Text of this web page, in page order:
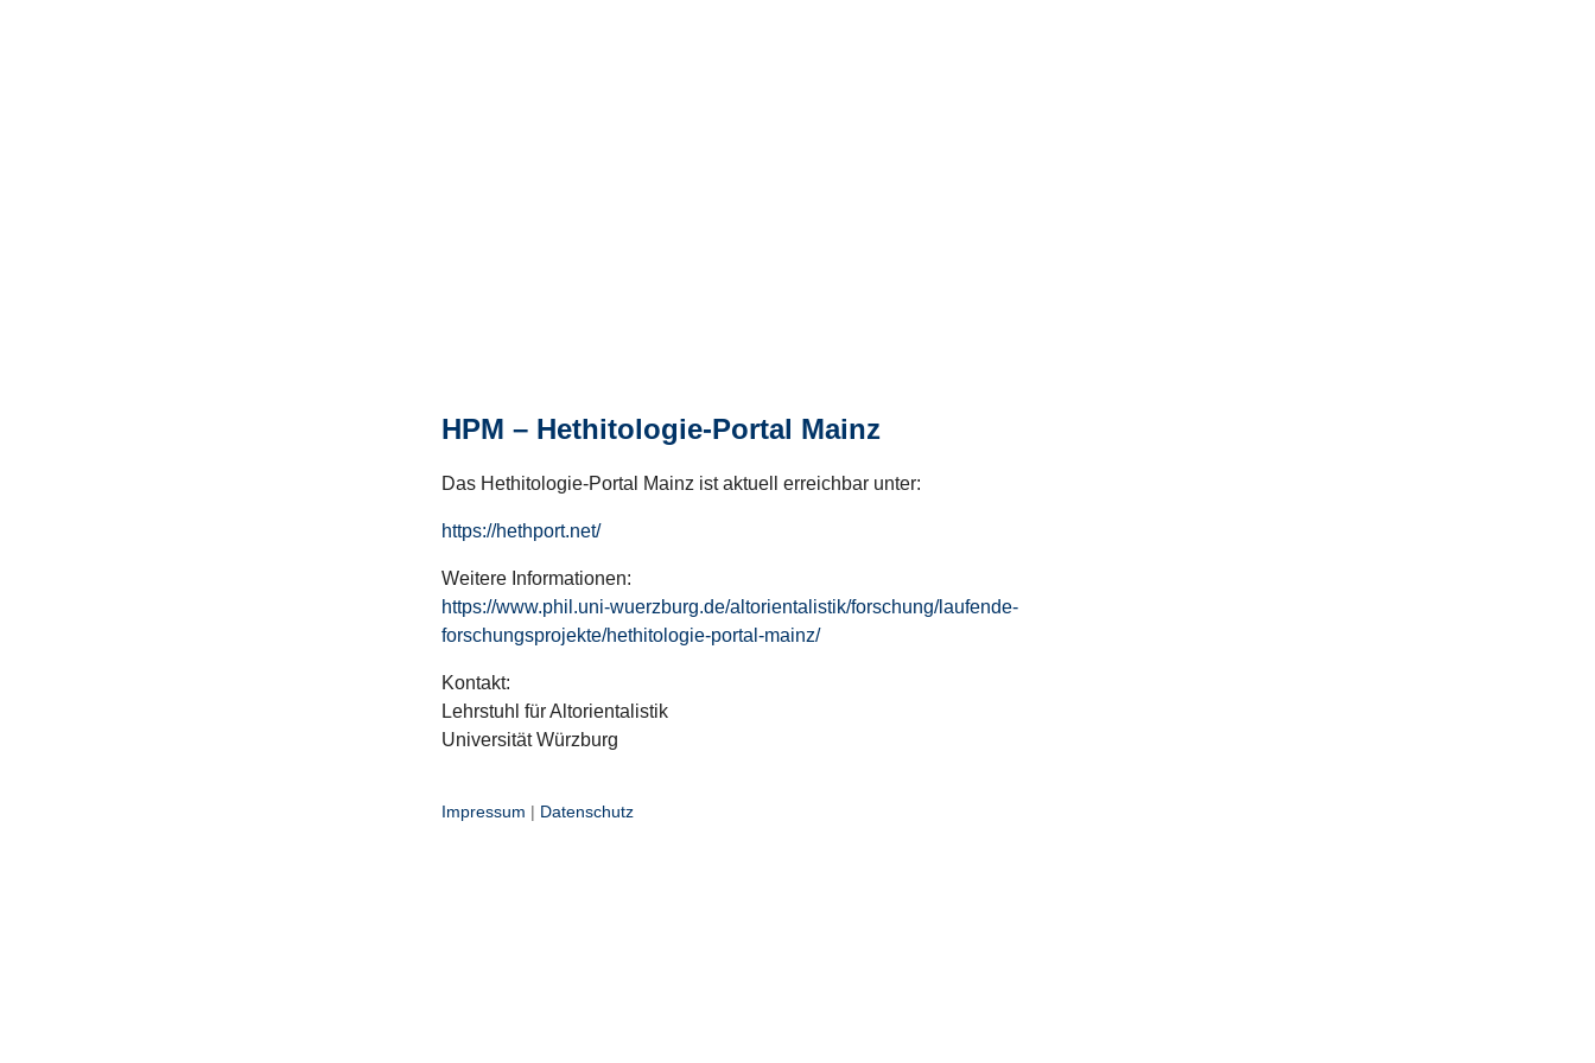
HPM – Hethitologie-Portal Mainz
Das Hethitologie-Portal Mainz ist aktuell erreichbar unter:
https://hethport.net/
Weitere Informationen:
https://www.phil.uni-wuerzburg.de/altorientalistik/forschung/laufende-
forschungsprojekte/hethitologie-portal-mainz/
Kontakt:
Lehrstuhl für Altorientalistik
Universität Würzburg
Impressum | Datenschutz